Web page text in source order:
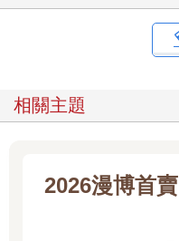
相關主題
2026漫博首賣 7/23 10:00 AM首